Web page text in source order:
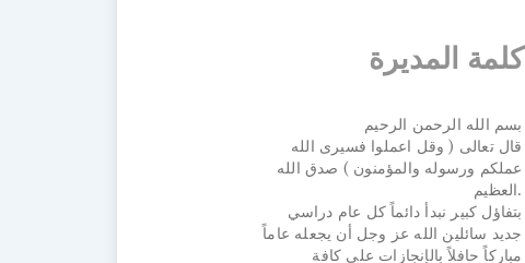
كلمة المديرة
بسم الله الرحمن الرحيم
قال تعالى ( وقل اعملوا فسيرى الله
عملكم ورسوله والمؤمنون ) صدق الله
العظيم.
بتفاؤل كبير نبدأ دائماً كل عام دراسي
جديد سائلين الله عز وجل أن يجعله عاماً
مباركاً حافلاً بالإنجازات على كافة